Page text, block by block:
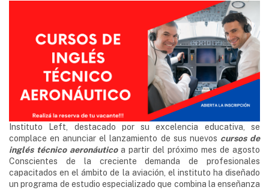
Instituto Left, destacado por su excelencia educativa, se
complace en anunciar el lanzamiento de sus nuevos cursos de
inglés técnico aeronáuticoa partir del próximo mes de agosto
Conscientes de la creciente demanda de profesionales
capacitados en el ámbito de la aviación, el instituto ha diseñado
un programa de estudio especializado que combina la enseñanza